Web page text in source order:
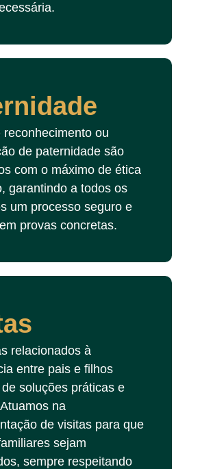
reconhecimento ou
de paternidade são
com o máximo de ética
garantindo a todos os
um processo seguro e
provas concretas.
relacionados à
entre pais e filhos
soluções práticas e
na
de visitas para que
sejam
sempre respeitando